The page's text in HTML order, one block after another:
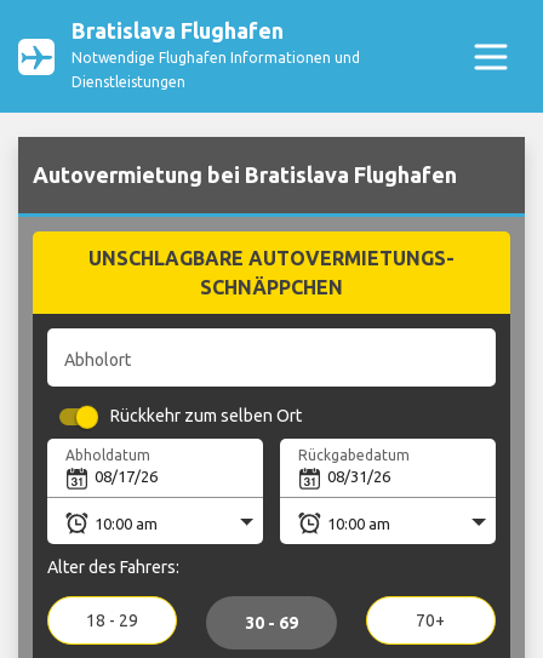
Bratislava Flughafen
Notwendige Flughafen Informationen und
Dienstleistungen
Autovermietung bei Bratislava Flughafen
UNSCHLAGBARE AUTOVERMIETUNGS-
SCHNÄPPCHEN
Abholort
Rückkehr zum selben Ort
Abholdatum Rückgabedatum
Alter des Fahrers:
18 - 29 30 - 69 70+